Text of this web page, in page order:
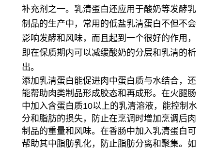
补充剂之一。乳清蛋白还应用于酸奶等发酵乳
制品的生产中，常用的低盐乳清蛋白不但不会
影响发酵和风味，而且起到一个很好的作用，
即在保质期内可以减缓酸奶的分层和乳清的析
出。
添加乳清蛋白能促进肉中蛋白质与水结合，还
能帮助肉类制品形成胶态和再成形。在火腿肠
中加入含蛋白质10以上的乳清溶液，能控制水
分和脂肪的损失，防止在烹调时增加烹调后肉
制品的重量和风味。在香肠中加入乳清蛋白可
帮助其中脂肪乳化，防止脂肪分离和聚集。如